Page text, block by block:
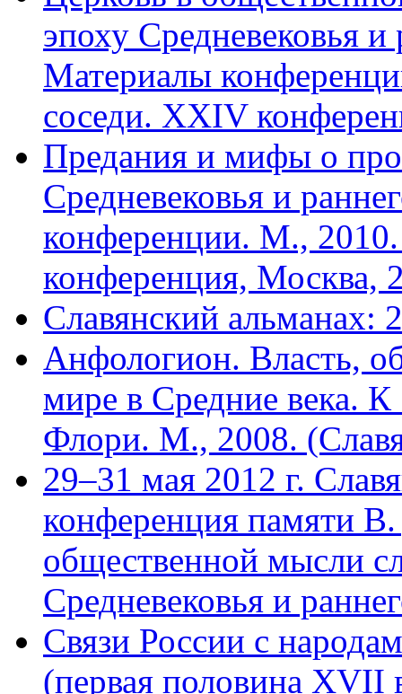
эпоху Сред­невековья
Материалы
соседи. XXIV
Предания и мифы о
Средневековья и
конференции. М.,
кон­ференция, Москва,
Славянский альманах:
Анфологион. Власть,
мире в Средние века.
Флори. М., 2008.
29–31 мая 2012 г.
конференция памяти
общественной мысли
Средневековья и
Связи России с
(первая половина